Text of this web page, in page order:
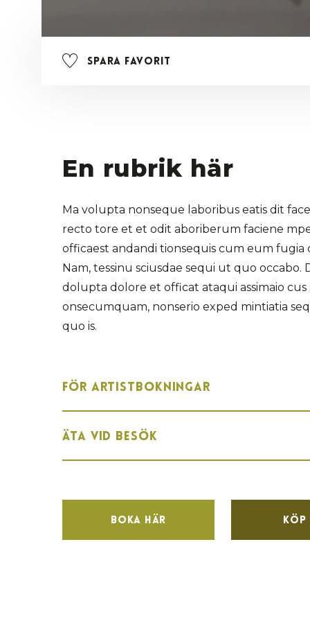
Spara favorit
En rubrik här
Ma volupta nonseque laboribus eatis dit
recto tore et et odit aboriberum faciene
officaest andandi tionsequis cum eum fugia
Nam, tessinu sciusdae sequi ut quo
dolupta dolore et officat ataqui assimaio cus
onsecumquam, nonserio exped mintiatia
quo is.
För artistbokningar
Äta vid besök
Boka här